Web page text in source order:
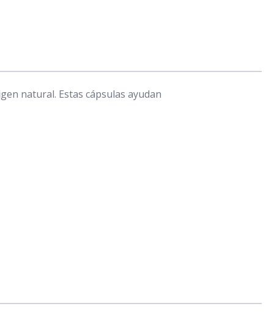
natural. Estas cápsulas ayudan